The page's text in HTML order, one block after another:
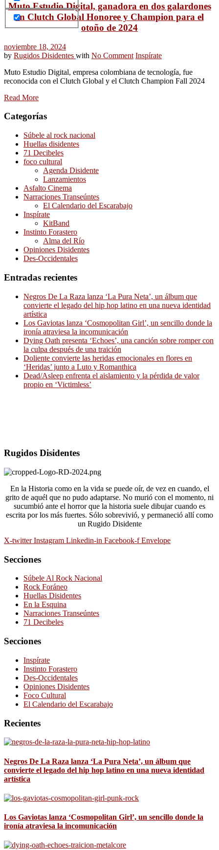
Muto Estudio Digital, ganadora en dos galardones
en Clutch Global Honoree y Champion para el
otoño de 2024
noviembre 18, 2024
by Rugidos Disidentes with No Comment Inspírate
Muto Estudio Digital, empresa colombiana de tecnología, fue
reconocida con el Clutch Global y el Clutch Champion Fall 2024
Read More
Categorías
Súbele al rock nacional
Huellas disidentes
71 Decibeles
foco cultural
Agenda Disidente
Lanzamientos
Asfalto Cinema
Narraciones Transeúntes
El Calendario del Escarabajo
Inspírate
KitBand
Instinto Forastero
Alma del Río
Opiniones Disidentes
Des-Occidentales
Entradas recientes
Negros De La Raza lanza ‘La Pura Neta’, un álbum que
convierte el legado del hip hop latino en una nueva identidad
artística
Los Gaviotas lanza ‘Cosmopolitan Girl’, un sencillo donde la
ironía atraviesa la incomunicación
Dying Oath presenta ‘Echoes’, una canción sobre romper con
la culpa después de una traición
Doliente convierte las heridas emocionales en flores en
‘Heridas’ junto a Luto y Romanthica
Dead/Asleep enfrenta el aislamiento y la pérdida de valor
propio en ‘Victimless’
Rugidos Disidentes
En la Historia como en la vida se puede oír, de vez en cuando, el
grito de aquél que no pudo adaptarse. No murió con el momento, ni
sucumbió ante el horror que la historia suele dibujar cuando es
escrita por los más fuertes. Sólo sobrevivió, y permaneció allí como
un Rugido Disidente
X-twitter Instagram Linkedin-in Facebook-f Envelope
Secciones
Súbele Al Rock Nacional
Rock Foráneo
Huellas Disidentes
En la Esquina
Narraciones Transeúntes
71 Decibeles
Secciones
Inspírate
Instinto Forastero
Des-Occidentales
Opiniones Disidentes
Foco Cultural
El Calendario del Escarabajo
Recientes
Negros De La Raza lanza ‘La Pura Neta’, un álbum que
convierte el legado del hip hop latino en una nueva identidad
artística
Los Gaviotas lanza ‘Cosmopolitan Girl’, un sencillo donde la
ironía atraviesa la incomunicación